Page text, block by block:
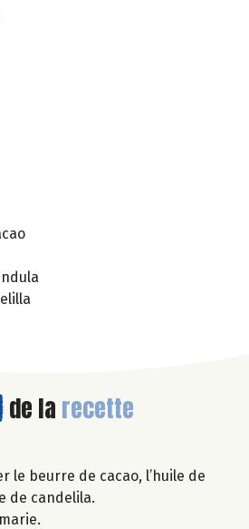
de la recette
le beurre de cacao, l’huile de
de candelila.